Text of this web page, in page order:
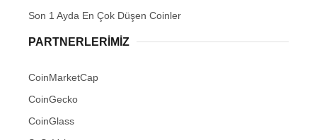
Son 1 Ayda En Çok Düşen Coinler
PARTNERLERIMIZ
CoinMarketCap
CoinGecko
CoinGlass